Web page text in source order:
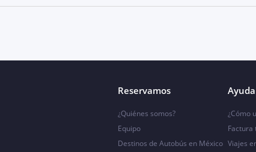
Reservamos
¿Quiénes somos?
Equipo
Destinos de Autobús en México
¿Cómo
Factura
Viajes